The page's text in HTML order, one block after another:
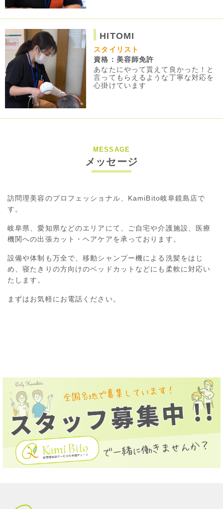
HITOMI
スタイリスト
資格：美容師免許
あなたにやって貰えて良かった！と
言ってもらえるような丁寧な対応を
心掛けています
MESSAGE
メッセージ
訪問理美容のプロフェッショナル、KamiBito岐阜鏡島店で
す。
岐阜県、愛知県などのエリアにて、ご自宅や介護施設、医療
機関への出張カット・ヘアケアを承っております。
設備や体制も万全で、移動シャンプー機による洗髪をはじ
め、寝たきりの方向けのベッドカットなどにも柔軟に対応い
たします。
まずはお気軽にお電話ください。